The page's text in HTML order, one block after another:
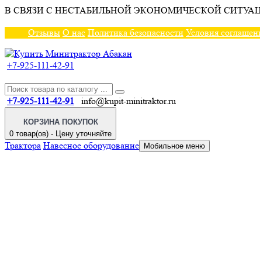
В СВЯЗИ С НЕСТАБИЛЬНОЙ ЭКОНОМИЧЕСКОЙ
Отзывы О нас Политика безопасности Условия
+7-925-111-42-91
+7-925-111-42-91 info@kupit-minitraktor.ru
КОРЗИНА ПОКУПОК
0 товар(ов) - Цену уточняйте
Трактора Навесное оборудование
Мобильное меню